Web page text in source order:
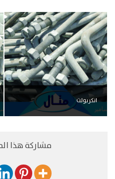
انكربولت
مشاركة هذا